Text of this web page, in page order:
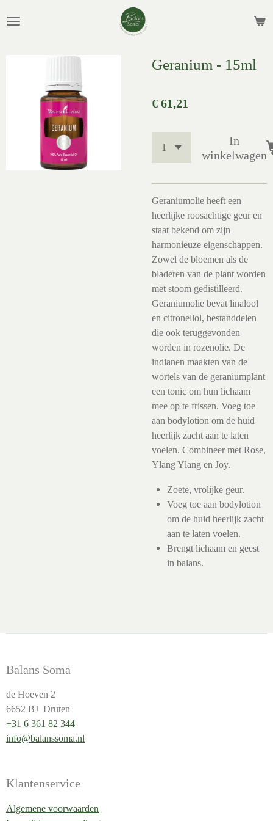
direct
Geranium - 15ml
€ 61,21
In
winkelwagen
Geraniumolie heeft een
heerlijke roosachtige geur en
staat bekend om zijn
harmonieuze eigenschappen.
Zowel de bloemen als de
bladeren van de plant worden
met stoom gedistilleerd.
Geraniumolie bevat linalool
en citronellol, bestanddelen
die ook teruggevonden
worden in rozenolie. De
indianen maakten van de
wortels van de geraniumplant
een tonic om hun lichaam
mee op te frissen. Voeg toe
aan bodylotion om de huid
heerlijk zacht aan te laten
voelen. Combineer met Rose,
Ylang Ylang en Joy.
Zoete, vrolijke geur.
Voeg toe aan bodylotion
om de huid heerlijk zacht
aan te laten voelen.
Brengt lichaam en geest
in balans.
Balans Soma
de Hoeven 2
6652 BJ Druten
+31 6 361 82 344
info@balanssoma.nl
Klantenservice
Algemene voorwaarden